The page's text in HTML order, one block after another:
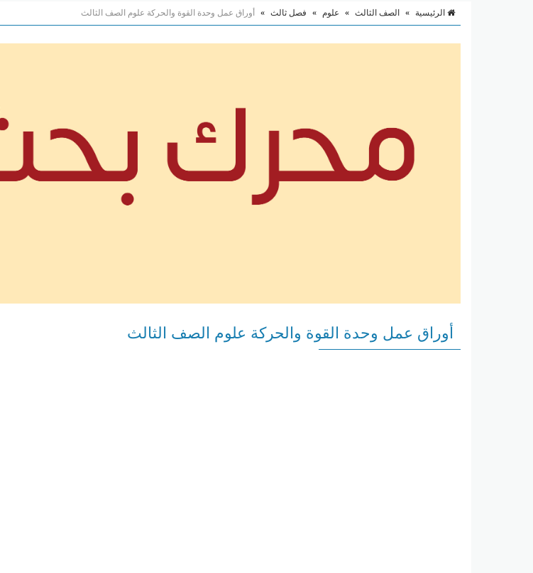
الرئيسية » الصف الثالث » علوم » فصل ثالث » أوراق عمل وحدة القوة والحركة علوم الصف الثالث
أوراق عمل وحدة القوة والحركة علوم الصف الثالث